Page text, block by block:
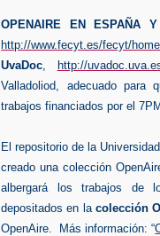
OPENAIRE EN ESPAÑA
http://www.fecyt.es/fecyt/
UvaDoc, http://
Valladoliod, adecuado para
trabajos financiados por el
El repositorio de la
creado una colección
albergará los trabajos de
depositados en la colección
OpenAire.
Más información:“